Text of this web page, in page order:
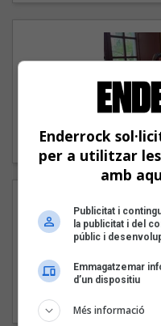
Enderrock
per a utilitzar
amb
Publicitat i
la publicitat i del
públic i
Emmagatzemar
d’un dispositiu
Més informació